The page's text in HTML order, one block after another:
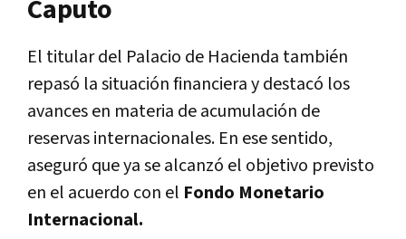
Caputo
El titular del Palacio de Hacienda también
repasó la situación financiera y destacó los
avances en materia de acumulación de
reservas internacionales. En ese sentido,
aseguró que ya se alcanzó el objetivo previsto
en el acuerdo con el Fondo Monetario
Internacional.